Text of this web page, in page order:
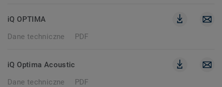
iQ OPTIMA
Dane techniczne
PDF
iQ Optima Acoustic
Dane techniczne
PDF